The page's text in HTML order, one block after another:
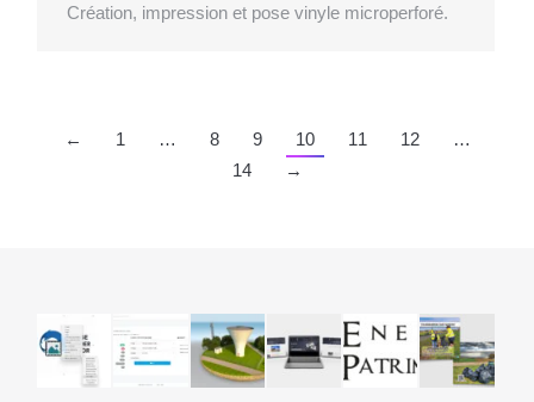
Création, impression et pose vinyle microperforé.
← 1 … 8 9 10 11 12
…
14
→